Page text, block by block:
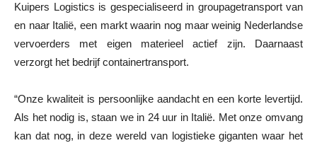
Kuipers Logistics is gespecialiseerd in groupagetransport van
en naar Italië, een markt waarin nog maar weinig Nederlandse
vervoerders met eigen materieel actief zijn. Daarnaast
verzorgt het bedrijf containertransport.
“Onze kwaliteit is persoonlijke aandacht en een korte levertijd.
Als het nodig is, staan we in 24 uur in Italië. Met onze omvang
kan dat nog, in deze wereld van logistieke giganten waar het